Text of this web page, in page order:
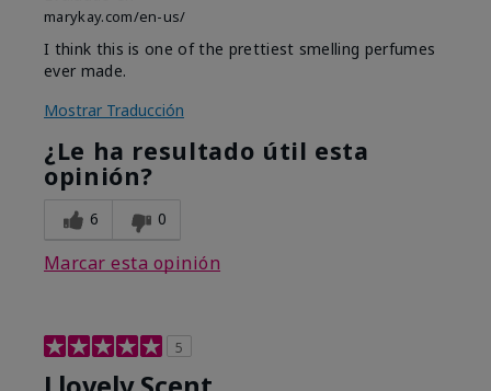
marykay.com/en-us/
I think this is one of the prettiest smelling perfumes
ever made.
Mostrar Traducción
¿Le ha resultado útil esta
opinión?
6 0
Marcar esta opinión
5